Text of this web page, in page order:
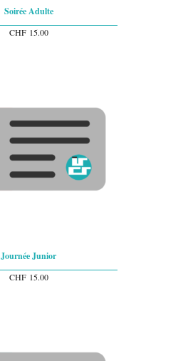
Soirée Adulte
CHF15.00
Journée Junior
CHF15.00